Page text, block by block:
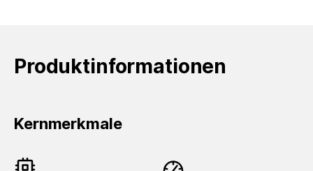
Produktinformationen
Kernmerkmale